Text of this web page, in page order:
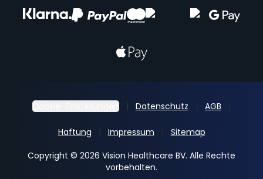
Cookie-Einstellungen Datenschutz AGB
Haftung Impressum
Sitemap
Copyright © 2026 Vision Healthcare BV. Alle Rechte
vorbehalten.